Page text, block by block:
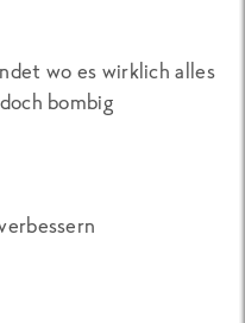
wo es wirklich alles
bombig